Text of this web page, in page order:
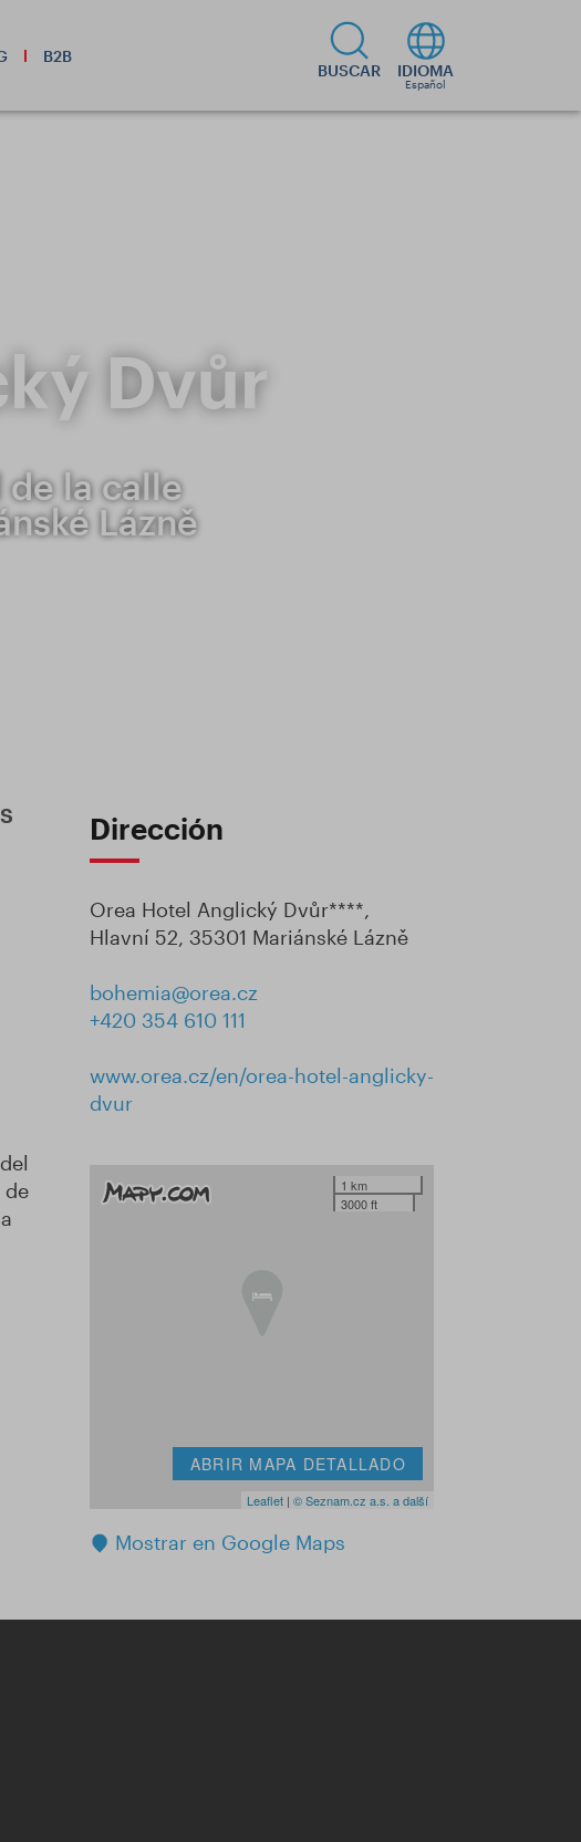
B2B
BUSCAR IDIOMA
Español
Dvůr
la calle
Lázně
de
Dirección
Orea Hotel Anglický Dvůr****,
Hlavní 52, 35301 Mariánské Lázně
bohemia@orea.cz
+420 354 610 111
www.orea.cz/en/orea-hotel-anglicky-
dvur
1 km
3000 ft
ABRIR MAPA DETALLADO
Leaflet| © Seznam.cz a.s. a další
Mostrar en Google Maps